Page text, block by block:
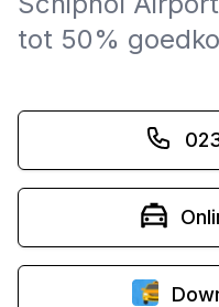
tot 50%